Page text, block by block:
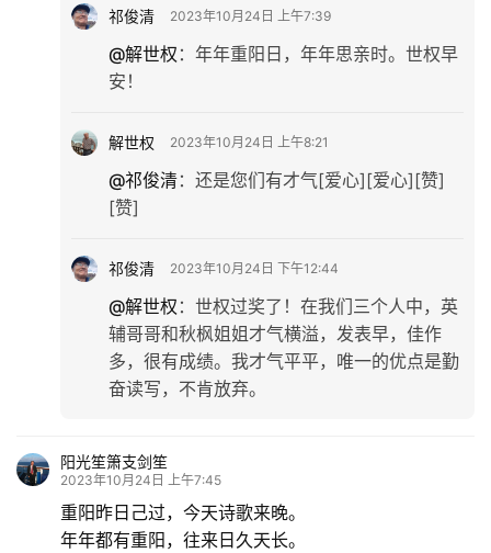
祁俊清 2023年10月24日 上午7:39
@解世权 ： 年年重阳日，年年思亲时。世权早
安！
解世权 2023年10月24日 上午8:21
@祁俊清： 还是您们有才气[爱心][爱心][赞]
[赞]
祁俊清 2023年10月24日 下午12:44
@解世权 ： 世权过奖了！在我们三个人中，英
辅哥哥和秋枫姐姐才气横溢，发表早，佳作
多，很有成绩。我才气平平，唯一的优点是勤
奋读写，不肯放弃。
阳光笙箫支剑笙
2023年10月24日 上午7:45
重阳昨日己过，今天诗歌来晚。
年年都有重阳，往来日久天长。